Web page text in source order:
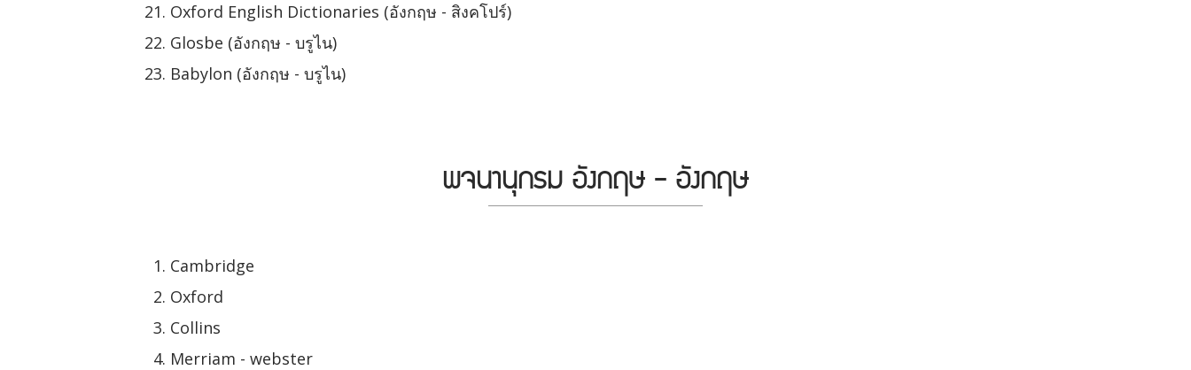
Oxford English Dictionaries (อังกฤษ - สิงคโปร์)
Glosbe (อังกฤษ - บรูไน)
Babylon (อังกฤษ - บรูไน)
พจนานุกรม อังกฤษ - อังกฤษ
Cambridge
Oxford
Collins
Merriam - webster